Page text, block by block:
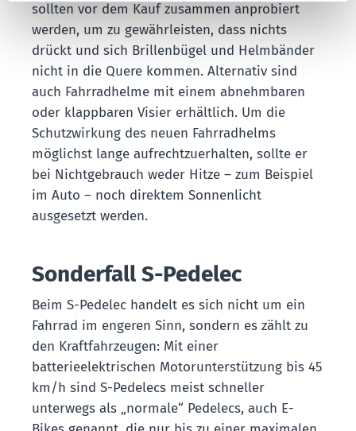
sollten vor dem Kauf zusammen anprobiert
werden, um zu gewährleisten, dass nichts
drückt und sich Brillenbügel und Helmbänder
nicht in die Quere kommen. Alternativ sind
auch Fahrradhelme mit einem abnehmbaren
oder klappbaren Visier erhältlich. Um die
Schutzwirkung des neuen Fahrradhelms
möglichst lange aufrechtzuerhalten, sollte er
bei Nichtgebrauch weder Hitze – zum Beispiel
im Auto – noch direktem Sonnenlicht
ausgesetzt werden.
Sonderfall S-Pedelec
Beim S-Pedelec handelt es sich nicht um ein
Fahrrad im engeren Sinn, sondern es zählt zu
den Kraftfahrzeugen: Mit einer
batterieelektrischen Motorunterstützung bis 45
km/h sind S-Pedelecs meist schneller
unterwegs als „normale“ Pedelecs, auch E-